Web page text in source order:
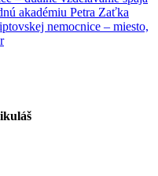
akadémiu Petra Zaťka
nemocnice – miesto,